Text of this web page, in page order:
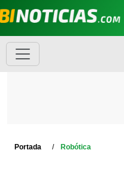
Portada Robótica